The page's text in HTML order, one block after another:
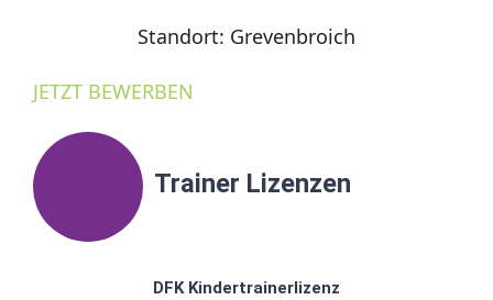
Standort: Grevenbroich
JETZT BEWERBEN
Trainer Lizenzen
DFK Kindertrainerlizenz